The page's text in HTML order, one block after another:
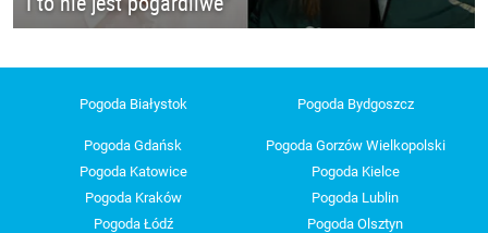
Pogoda Białystok Pogoda Bydgoszcz
Pogoda Gdańsk
Pogoda Gorzów Wielkopolski
Pogoda Katowice
Pogoda Kielce
Pogoda Kraków
Pogoda Lublin
Pogoda Łódź
Pogoda Olsztyn